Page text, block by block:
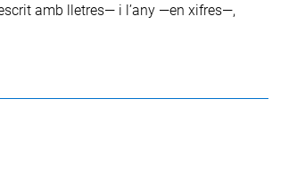
amb lletres—i l’any —en xifres—,